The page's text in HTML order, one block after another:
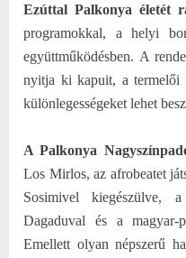
Ezúttal Palkonya életét
programokkal, a helyi
együttműködésben. A
nyitja ki kapuit, a termelői
különlegességeket lehet
A Palkonya
Los Mirlos, az afrobeatet
Sosimivel kiegészülve,
Dagaduval és a magyar-
Emellett olyan népszerű